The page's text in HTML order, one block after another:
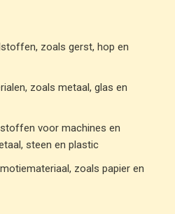
zoals gerst, hop en
zoals metaal, glas en
voor machines en
steen en plastic
zoals papier en